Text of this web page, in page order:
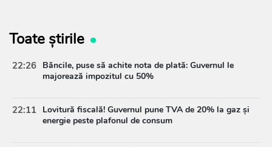
Toate știrile
22:26 Băncile, puse să achite nota de plată: Guvernul le
majorează impozitul cu 50%
22:11 Lovitură fiscală! Guvernul pune TVA de 20% la gaz și
energie peste plafonul de consum